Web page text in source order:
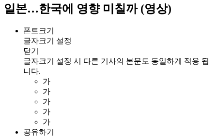
일본…한국에 영향 미칠까 (영상)
폰트크기
글자크기 설정
닫기
글자크기 설정 시 다른 기사의 본문도 동일하게 적용 됩
니다.
가
가
가
가
가
공유하기